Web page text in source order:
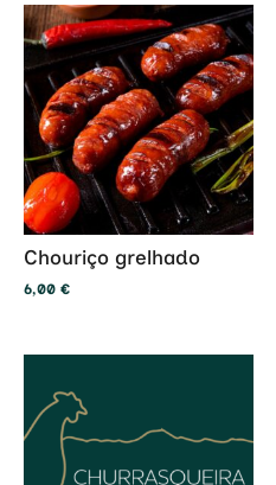
Chouriço grelhado
6,00 €